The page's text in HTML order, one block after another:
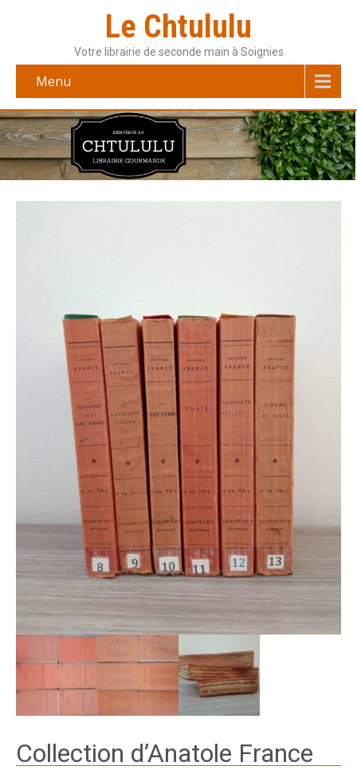
Le Chtululu
Votre librairie de seconde main à Soignies
Menu
Collection d’Anatole France